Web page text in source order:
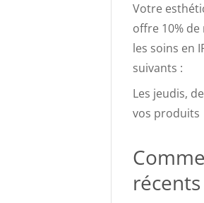
Votre
offre 10%
les soins en
suivants :
Les jeudis,
vos produits
récents